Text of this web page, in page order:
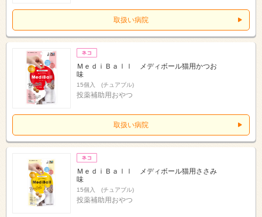
取扱い病院
ＭｅｄｉＢａｌｌ メディボール猫用かつお
味
15個入 (チュアブル)
投薬補助用おやつ
取扱い病院
ＭｅｄｉＢａｌｌ メディボール猫用ささみ
味
15個入 (チュアブル)
投薬補助用おやつ